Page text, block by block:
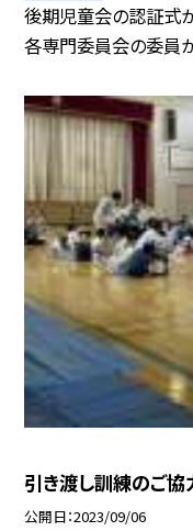
後期児童会の認証式
各専門委員会の委員
引き渡し訓練のご協
公開日 2023/09/06